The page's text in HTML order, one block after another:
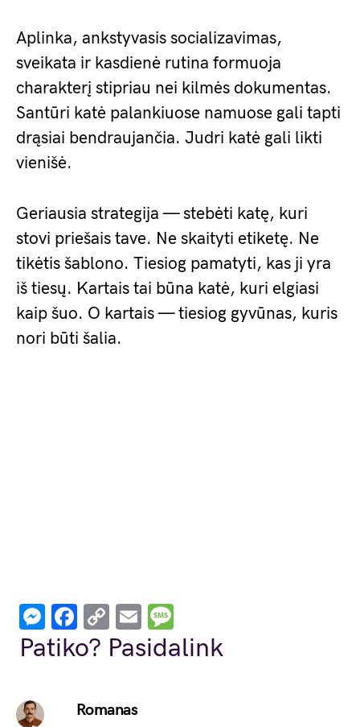
Aplinka, ankstyvasis socializavimas,
sveikata ir kasdienė rutina formuoja
charakterį stipriau nei kilmės dokumentas.
Santūri katė palankiuose namuose gali tapti
drąsiai bendraujančia. Judri katė gali likti
vienišė.
Geriausia strategija — stebėti katę, kuri
stovi priešais tave. Ne skaityti etiketę. Ne
tikėtis šablono. Tiesiog pamatyti, kas ji yra
iš tiesų. Kartais tai būna katė, kuri elgiasi
kaip šuo. O kartais — tiesiog gyvūnas, kuris
nori būti šalia.
Messenger
Facebook
Copy
Link
Email
Patiko? Pasidalink
Romanas